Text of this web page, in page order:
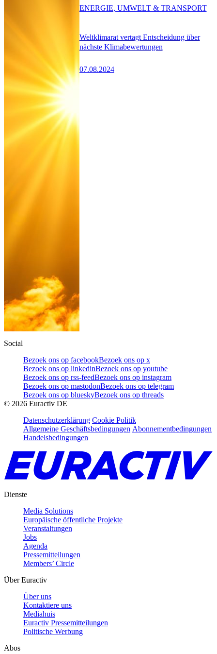
Weltklimarat vertagt Entscheidung über
nächste Klimabewertungen
07.08.2024
ENERGIE, UMWELT & TRANSPORT
Social
Bezoek ons op facebookBezoek ons op x
Bezoek ons op linkedinBezoek ons op youtube
Bezoek ons op rss-feedBezoek ons op instagram
Bezoek ons op mastodonBezoek ons op telegram
Bezoek ons op blueskyBezoek ons op threads
© 2026 Euractiv DE
Datenschutzerklärung Cookie Politik
Allgemeine Geschäftsbedingungen Abonnementbedingungen
Handelsbedingungen
Dienste
Media Solutions
Europäische öffentliche Projekte
Veranstaltungen
Jobs
Agenda
Pressemitteilungen
Members’ Circle
Über Euractiv
Über uns
Kontaktiere uns
Mediahuis
Euractiv Pressemitteilungen
Politische Werbung
Abos